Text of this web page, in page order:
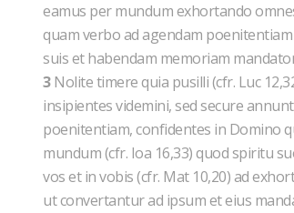
eamus per mundum exhortando
quam verbo ad agendam poenitentiam
suis et habendam memoriam
3Nolite timere quia pusilli (cfr. Luc
insipientes videmini, sed secure
poenitentiam, confidentes in Domino
mundum (cfr. Ioa 16,33) quod spiritu
vos et in vobis (cfr. Mat 10,20) ad
ut convertantur ad ipsum et eius